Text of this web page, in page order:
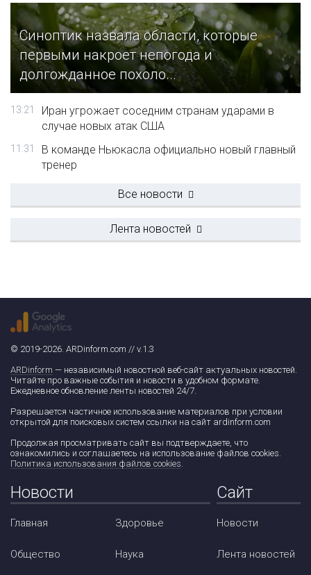
Синоптик назвала области, которые
первыми накроет непогода и
долгожданное похоло...
13:21
Иран угрожает соседним странам ударами в
случае новых атак США
11:31
В команде Ньюкасла официально новый главный
тренер
Все новости
Лента новостей
© 2019-2026. ARDinform.com // v.1.3
ARDinform — независимый новостной веб-сайт актуальных новостей.
Читайте про важные события и новости в удобном формате.
Ежедневное обновление ленты новостей 24/7.
Разрешается частичное использование материалов при условии
открытой для поисковых систем ссылки на сайт ardinform.com
Продолжая просматривать сайт вы подтверждаете, что
ознакомились и соглашаетесь на использование файлов cookies.
Политика использования файлов cookies.
Новости
Главная
Общество
Здоровье
Наука
Сайт
Новости
Лента новостей